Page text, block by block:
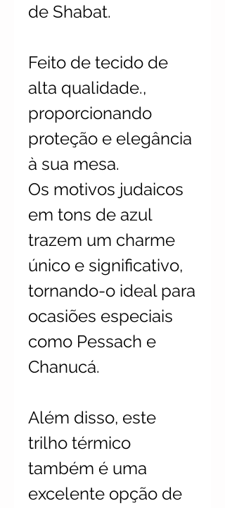
de Shabat.
Feito de tecido de
alta qualidade.,
proporcionando
proteção e elegância
à sua mesa.
Os motivos judaicos
em tons de azul
trazem um charme
único e significativo,
tornando-o ideal para
ocasiões especiais
como Pessach e
Chanucá.
Além disso, este
trilho térmico
também é uma
excelente opção de